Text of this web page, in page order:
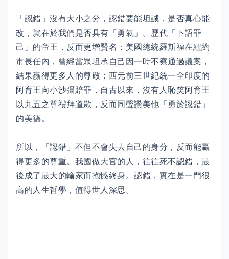
「認錯」沒有大小之分，認錯要能坦誠，是否真心能
改，就在於我們是否具有「勇氣」。歷代「下詔罪
己」的帝王，反而更增賢名；美國總統羅斯福在紐約
市長任內，曾經當眾坦承自己因一時不察通過議案，
結果贏得更多人的尊敬；西元前三世紀統一全印度的
阿育王向小沙彌賠罪，自古以來，沒有人恥笑阿育王
以九五之尊禮拜道歉，反而同聲讚美他「勇於認錯」
的美德。
所以，「認錯」不但不會失去自己的身分，反而能贏
得更多的尊重。我國做大官的人，往往死不認錯，最
後成了最大的輸家而抱憾終身。認錯，實在是一門很
高的人生哲學，值得世人深思。